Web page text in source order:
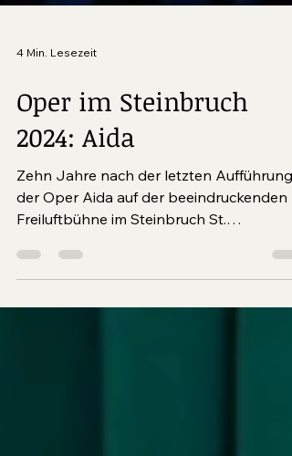
4 Min. Lesezeit
Oper im Steinbruch
2024: Aida
Zehn Jahre nach der letzten Aufführung
Freiluftbühne im Steinbruch St.
Margarethen kehrte Giuseppe...